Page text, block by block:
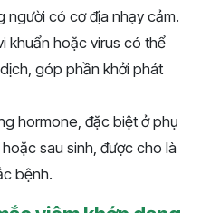
người có cơ địa nhạy cảm.
khuẩn hoặc virus có thể
góp phần khởi phát
hormone, đặc biệt ở phụ
sau sinh, được cho là
bệnh.